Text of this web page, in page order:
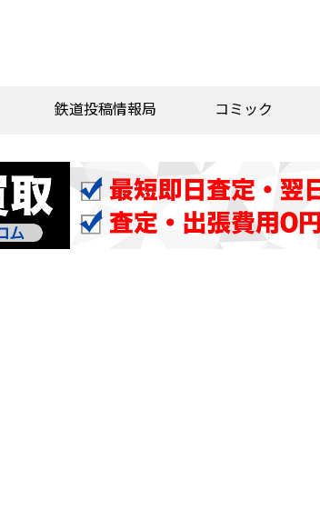
鉄道投稿情報局 コミック